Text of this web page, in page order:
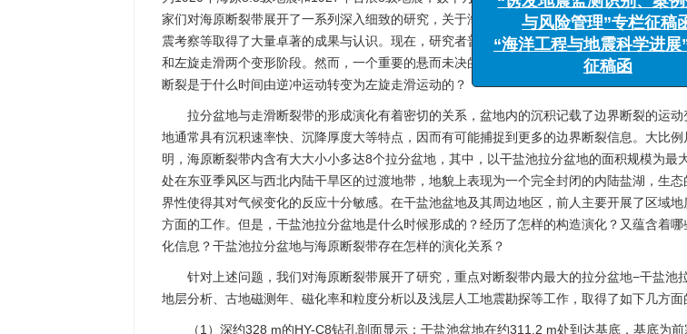
家们对海原断裂带展开了一系列深入细致的研究，关于海原断裂的构造演化、几何运动学、
震考察等取得了大量卓著的成果与认识。现在，研究者普遍认为，自晚新生代以来海原断裂
和左旋走滑两个变形阶段。然而，一个重要的悬而未决的问题即是海原断裂运动学的转变时
断裂是于什么时间由逆冲运动转变为左旋走滑运动的？
拉分盆地与走滑断裂带的形成演化有着密切的关系，盆地内的沉积记载了边界断裂的运
地通常具有沉积速率快、沉降厚度大等特点，因而有可能捕捉到更多的边界断裂信息。大比
明，海原断裂带内含有大大小小多达8个拉分盆地，其中，以干盐池拉分盆地的面积规模为最
处在东亚季风区与西北内陆干旱区的过渡地带，地貌上表现为一个完全封闭的内陆盐湖，生
界性使得其对气候变化的反应十分敏感。在干盐池盆地及其周边地区，前人主要开展了区域
方面的工作。但是，干盐池拉分盆地是什么时候形成的？经历了怎样的构造演化？又蕴含着
化信息？干盐池拉分盆地与海原断裂带存在怎样的演化关系？
针对上述问题，我们对海原断裂带展开了研究，重点对断裂带内最大的拉分盆地−干盐池
地层分析、古地磁测年、磁化率和粒度分析以及浅层人工地震勘探等工作，取得了如下几方面
（1）深约328 m的HY-C8钻孔剖面显示：干盐池盆地在约311.2 m处到达基底，基底为前
“诱发地震监测识别、
与风险管理”专栏
“海洋工程与地震科学